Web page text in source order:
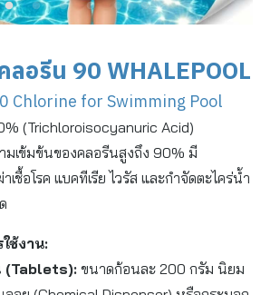
อรีน 90 WHALEPOOL
Chlorine for Swimming Pool
(Trichloroisocyanuric Acid)
มเข้มข้นของคลอรีนสูงถึง 90% มี
ชื้อโรค แบคทีเรีย ไวรัส และกำจัดตะไคร่น้ำ
ช้งาน:
(Tablets):ขนาดก้อนละ 200 กรัม นิยม